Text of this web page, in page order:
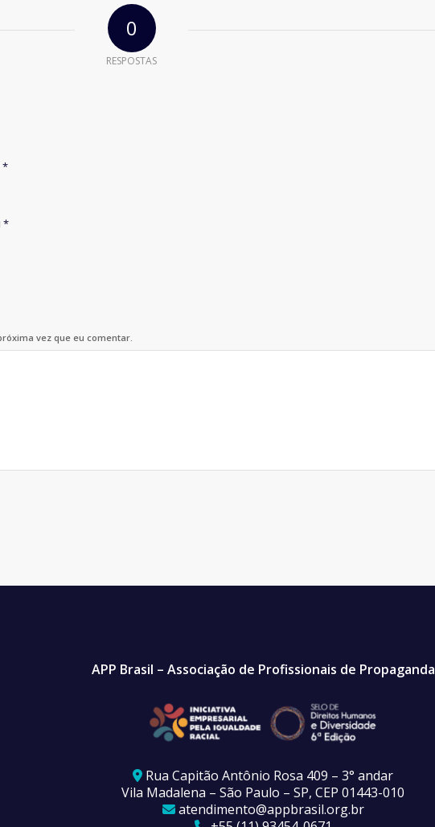
0
RESPOSTAS
*
*
vez que eu comentar.
APP Brasil – Associação de Profissionais de Propaganda
Rua Capitão Antônio Rosa 409 – 3° andar
Vila Madalena – São Paulo – SP, CEP 01443-010
atendimento@appbrasil.org.br